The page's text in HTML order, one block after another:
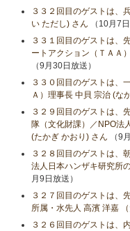
３３２回目のゲストは、
い ただし) さん （10月7日
３３１回目のゲストは、
ートアクション（ＴＡＡ
（9月30日放送）
３３０回目のゲストは、
Ａ）理事長 中貝 宗治 (な
３２９回目のゲストは、
隊（文化財課）／NPO
(たかぎ かおり) さん （9
３２８回目のゲストは、
法人日本ハンザキ研究所
月9日放送）
３２７回目のゲストは、
所属・水先人 高濱 洋嘉
３２６回目のゲストは、